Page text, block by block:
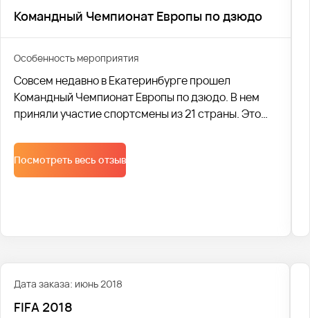
Командный Чемпионат Европы по дзюдо
Особенность мероприятия
Совсем недавно в Екатеринбурге прошел
Командный Чемпионат Европы по дзюдо. В нем
приняли участие спортсмены из 21 страны. Это
многочисленные гости и участники.
Осуществление транспортных перевозок взяла
на себя компания Автобус1.
Посмотреть весь отзыв
Дата заказа: июнь 2018
FIFA 2018